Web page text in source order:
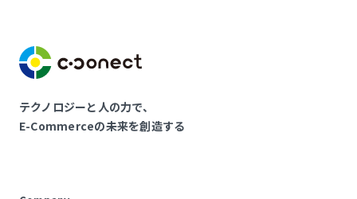
テクノロジーと人の力で、
E-Commerceの未来を創造する